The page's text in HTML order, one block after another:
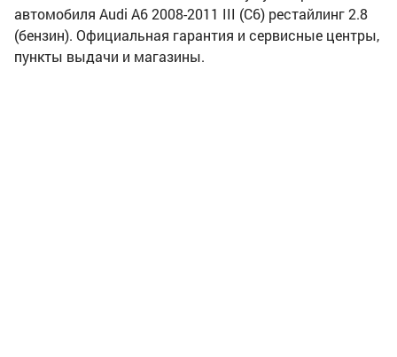
автомобиля Audi A6 2008-2011 III (C6) рестайлинг 2.8
(бензин). Официальная гарантия и сервисные центры,
пункты выдачи и магазины.